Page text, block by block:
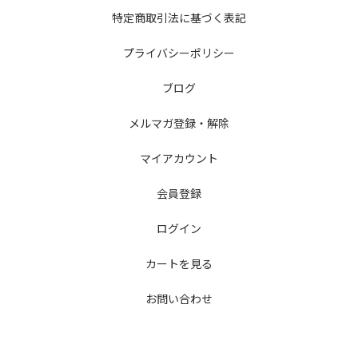
特定商取引法に基づく表記
プライバシーポリシー
ブログ
メルマガ登録・解除
マイアカウント
会員登録
ログイン
カートを見る
お問い合わせ